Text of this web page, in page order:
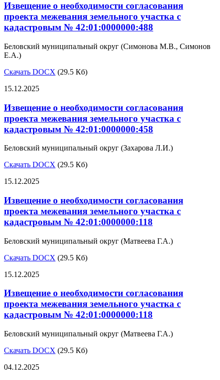
Извещение о необходимости согласования
проекта межевания земельного участка с
кадастровым № 42:01:0000000:488
Беловский муниципальный округ (Симонова М.В., Симонов
Е.А.)
Скачать DOCX (29.5 Кб)
15.12.2025
Извещение о необходимости согласования
проекта межевания земельного участка с
кадастровым № 42:01:0000000:458
Беловский муниципальный округ (Захарова Л.И.)
Скачать DOCX (29.5 Кб)
15.12.2025
Извещение о необходимости согласования
проекта межевания земельного участка с
кадастровым № 42:01:0000000:118
Беловский муниципальный округ (Матвеева Г.А.)
Скачать DOCX (29.5 Кб)
15.12.2025
Извещение о необходимости согласования
проекта межевания земельного участка с
кадастровым № 42:01:0000000:118
Беловский муниципальный округ (Матвеева Г.А.)
Скачать DOCX (29.5 Кб)
04.12.2025